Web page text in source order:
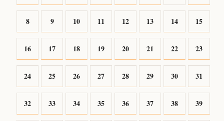
8 9 10 11 12 13 14 15
16 17 18 19 20 21 22 23
24 25 26 27 28 29 30 31
32 33 34 35 36 37 38 39